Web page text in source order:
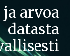
arvoa
datasta